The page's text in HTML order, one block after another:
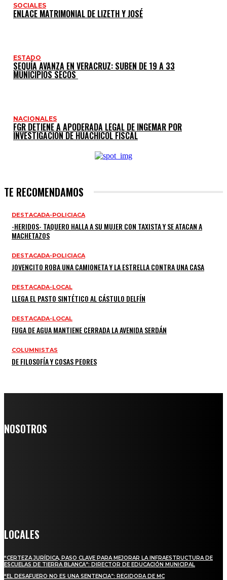
SOCIALES
ENLACE MATRIMONIAL DE LIZETH Y JOSÉ
ESTADO
SEQUÍA AVANZA EN VERACRUZ: SUBEN DE 19 A 33
MUNICIPIOS SECOS
NACIONALES
FGR DETIENE A APODERADA LEGAL DE INGEMAR POR
INVESTIGACIÓN DE HUACHICOL FISCAL
TE RECOMENDAMOS
DESTACADA-POLICIACA
-HERIDOS- TAQUERO HALLA A SU MUJER CON TAXISTA Y SE ATACAN A
MACHETAZOS
DESTACADA-POLICIACA
JOVENCITO ROBA UNA CAMIONETA Y LA ESTRELLA CONTRA UNA CASA
DESTACADA-LOCAL
LLEGA EL PASTO SINTÉTICO AL CÁSTULO DELFÍN
DESTACADA-LOCAL
FUGA DE AGUA MANTIENE CERRADA LA AVENIDA SERDÁN
COLUMNISTAS
DE FILOSOFÍA Y COSAS PEORES
NOSOTROS
LOCALES
“CERTEZA JURÍDICA, PASO CLAVE PARA MEJORAR LA INFRAESTRUCTURA DE
ESCUELAS DE TIERRA BLANCA”: DIRECTOR DE EDUCACIÓN MUNICIPAL
“EL DESAFUERO NO ES UNA SENTENCIA”: REGIDORA DE MC